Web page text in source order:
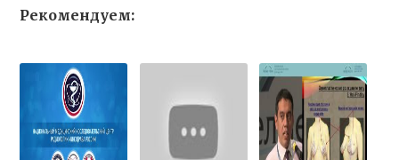
Рекомендуем: